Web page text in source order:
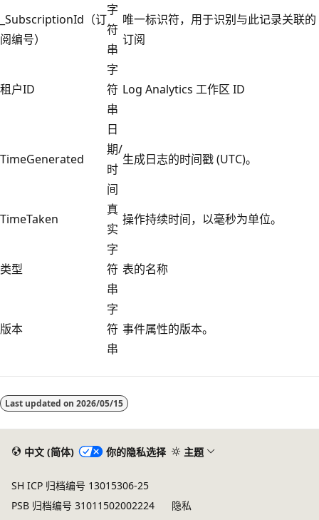
_SubscriptionId（订
阅编号）
字
符
串
唯一标识符，用于识别与此记录关联的
订阅
租户ID
字
符
串
Log Analytics 工作区 ID
TimeGenerated
日
期/
时
间
生成日志的时间戳 (UTC)。
TimeTaken
真
实
操作持续时间，以毫秒为单位。
类型
字
符
串
表的名称
版本
字
符
串
事件属性的版本。
模
式
Last updated on 2026/05/15
中文 (简体) 你的隐私选择 主题
SH ICP 归档编号 13015306-25
PSB 归档编号 31011502002224
隐私